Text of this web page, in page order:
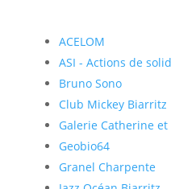
ACELOM
ASI - Actions de
Bruno Sono
Club Mickey Biarritz
Galerie Catherine
Geobio64
Granel Charpente